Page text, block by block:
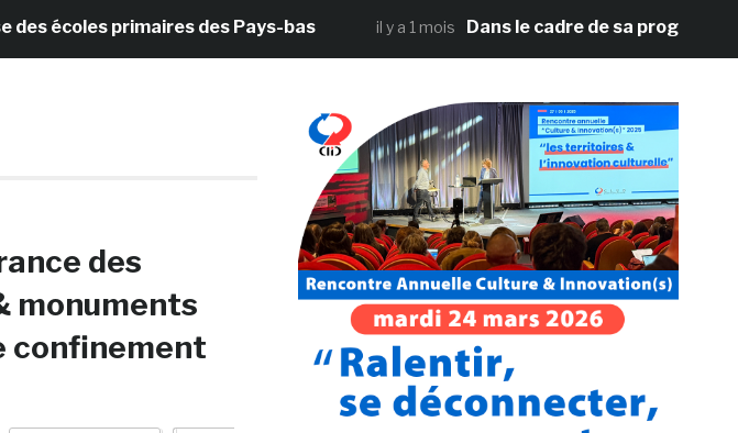
primaires des Pays-bas il y a 1 mois Dans le cadre de sa programmation
des
monuments
confinement